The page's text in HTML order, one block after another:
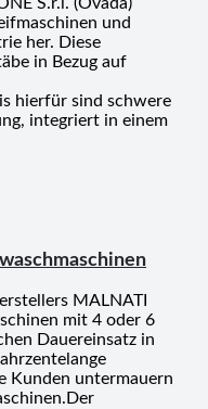
S.r.l. (Ovada)
und
her. Diese
in Bezug auf
hierfür sind schwere
integriert in einem
MALNATI
mit 4 oder 6
Dauereinsatz in
Kunden untermauern